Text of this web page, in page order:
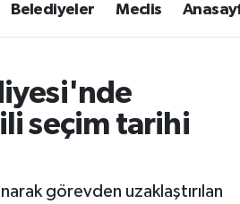
Belediyeler Meclis
seçim tarihi
görevden uzaklaştırılan
ve Fikstür